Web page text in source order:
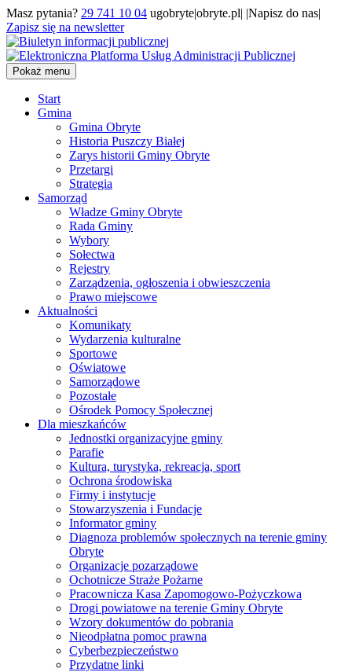
Masz pytania? 29 741 10 04 ugobryte|obryte.pl| |Napisz do nas|
Zapisz się na newsletter
Pokaż menu
Start
Gmina
Gmina Obryte
Historia Puszczy Białej
Zarys historii Gminy Obryte
Przetargi
Strategia
Samorząd
Władze Gminy Obryte
Rada Gminy
Wybory
Sołectwa
Rejestry
Zarządzenia, ogłoszenia i obwieszczenia
Prawo miejscowe
Aktualności
Komunikaty
Wydarzenia kulturalne
Sportowe
Oświatowe
Samorządowe
Pozostałe
Ośrodek Pomocy Społecznej
Dla mieszkańców
Jednostki organizacyjne gminy
Parafie
Kultura, turystyka, rekreacja, sport
Ochrona środowiska
Firmy i instytucje
Stowarzyszenia i Fundacje
Informator gminy
Diagnoza problemów społecznych na terenie gminy
Obryte
Organizacje pozarządowe
Ochotnicze Straże Pożarne
Pracownicza Kasa Zapomogowo-Pożyczkowa
Drogi powiatowe na terenie Gminy Obryte
Wzory dokumentów do pobrania
Nieodpłatna pomoc prawna
Cyberbezpieczeństwo
Przydatne linki